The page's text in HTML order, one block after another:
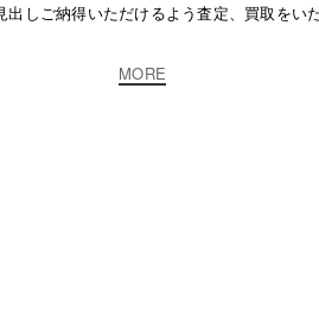
出しご納得いただけるよう査定、買取をいた
MORE